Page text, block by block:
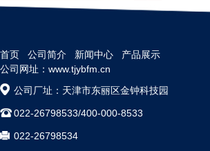
首页 公司简介 新闻中心
产品展示
公司网址：www.tjybfm.cn
公司厂址：天津市东丽区金钟科技园
022-26798533/400-000-8533
022-26798534